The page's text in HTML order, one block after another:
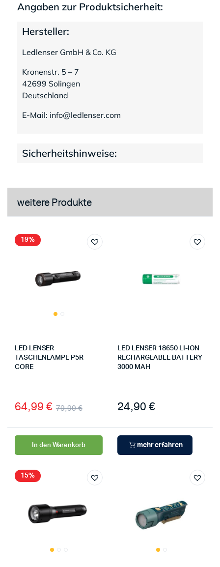
Angaben zur Produktsicherheit:
Hersteller:
Ledlenser GmbH & Co. KG
Kronenstr. 5 – 7
42699 Solingen
Deutschland
E-Mail: info@ledlenser.com
Sicherheitshinweise:
weitere Produkte
19%
LED LENSER
TASCHENLAMPE P5R
CORE
79,90€
64,99 €
In den Warenkorb
LED LENSER 18650 LI-ION
RECHARGEABLE BATTERY
3000 MAH
24,90 €
mehr erfahren
15%